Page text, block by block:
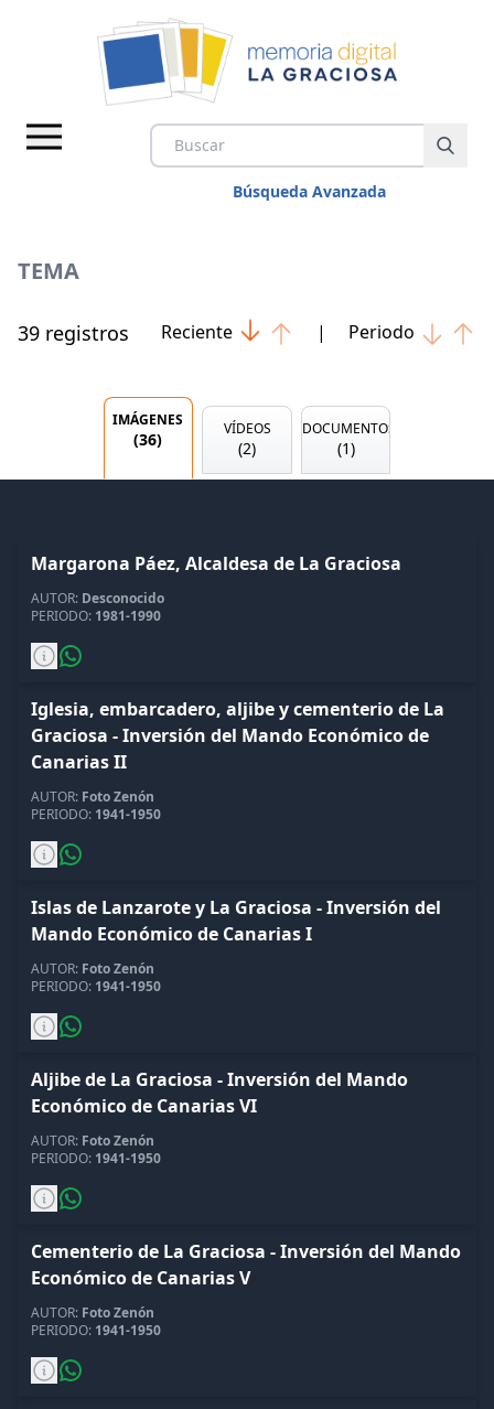
Búsqueda Avanzada
IMÁGENES
DOCUMENTOS
NOTICIAS
CONTACTAR
TEMA
39 registros Reciente | Periodo
IMÁGENES
(36)
VÍDEOS
(2)
DOCUMENTOS
(1)
Margarona Páez, Alcaldesa de La Graciosa
AUTOR: Desconocido
PERIODO: 1981-1990
Iglesia, embarcadero, aljibe y cementerio de La
Graciosa - Inversión del Mando Económico de
Canarias II
AUTOR: Foto Zenón
PERIODO: 1941-1950
Islas de Lanzarote y La Graciosa - Inversión del
Mando Económico de Canarias I
AUTOR: Foto Zenón
PERIODO: 1941-1950
Aljibe de La Graciosa - Inversión del Mando
Económico de Canarias VI
AUTOR: Foto Zenón
PERIODO: 1941-1950
Cementerio de La Graciosa - Inversión del Mando
Económico de Canarias V
AUTOR: Foto Zenón
PERIODO: 1941-1950